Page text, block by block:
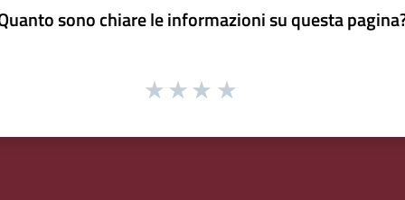
sono chiare le informazioni su questa